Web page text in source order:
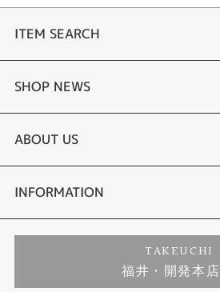
ITEM SEARCH
婚約指輪
結婚指輪
セットリング
エタニティーリング
婚約ネックレス
SHOP NEWS
サプライズプロポーズ相談室
ダイヤモンドカッターブランド
アフターメンテナンス
ABOUT US
店舗情報
INFORMATION
TAKEUCHI
福井・開発本店